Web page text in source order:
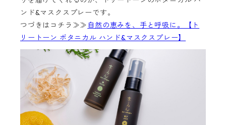
ンド&マスクスプレーです。
つづきはコチラ≫≫ 自然の恵みを、手と呼吸に。【ト
リートーン ボタニカル ハンド&マスクスプレー】